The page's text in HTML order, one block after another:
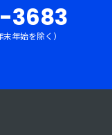
3683
年始を除く）